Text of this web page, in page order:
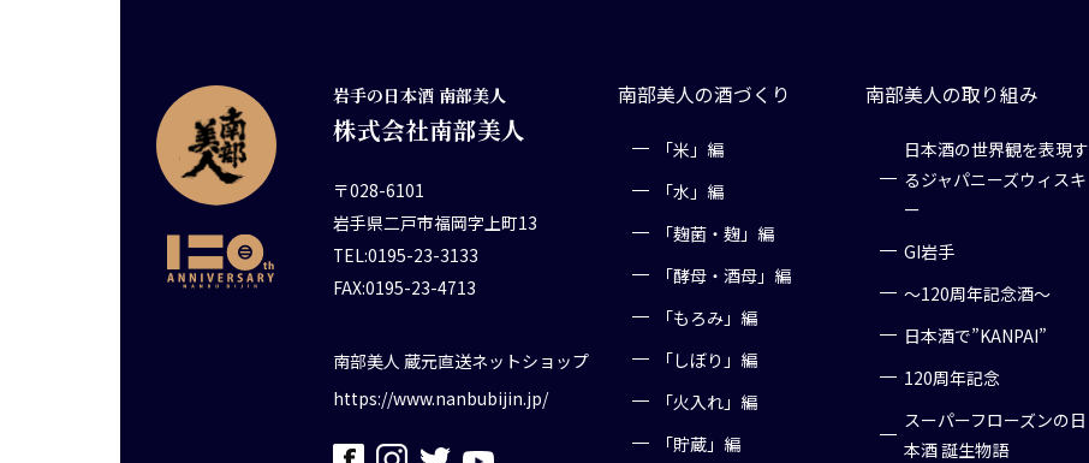
岩手の日本酒 南部美人
株式会社南部美人
〒028-6101
岩手県二戸市福岡字上町13
TEL:0195-23-3133
FAX:0195-23-4713
南部美人 蔵元直送ネットショップ
https://www.nanbubijin.jp/
南部美人の酒づくり
「米」編
「水」編
「麹菌・麹」編
「酵母・酒母」編
「もろみ」編
「しぼり」編
「火入れ」編
「貯蔵」編
南部美人の取り組み
日本酒の世界観を表現す
るジャパニーズウィスキ
ー
GI岩手
～120周年記念酒～
日本酒で”KANPAI”
120周年記念
スーパーフローズンの日
本酒 誕生物語